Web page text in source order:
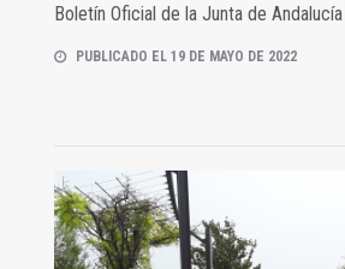
Boletín Oficial de la Junta de
PUBLICADO EL 19 DE MAYO DE 2022